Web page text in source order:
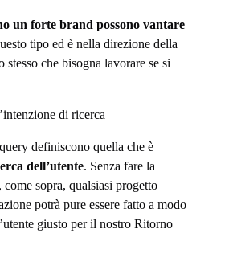
un forte brand possono vantare
tipo ed è nella direzione della
che bisogna lavorare se si
di ricerca
definiscono quella che è
dell’utente. Senza fare la
sopra, qualsiasi progetto
potrà pure essere fatto a modo
giusto per il nostro Ritorno